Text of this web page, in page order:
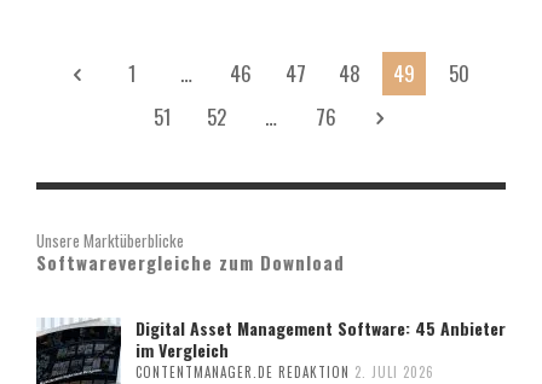
1 … 46 47 48 49
50
51
52 … 76
Unsere Marktüberblicke
Softwarevergleiche zum Download
Digital Asset Management Software: 45 Anbieter
im Vergleich
CONTENTMANAGER.DE REDAKTION 2. JULI 2026